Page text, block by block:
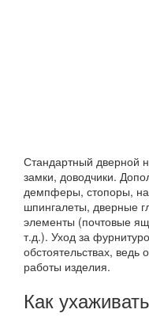
Стандартный дверной
замки, доводчики.
демпферы, стопоры,
шпингалеты, дверные
элементы (почтовые
т.д.). Уход за
обстоятельствах, ведь
работы изделия.
Как